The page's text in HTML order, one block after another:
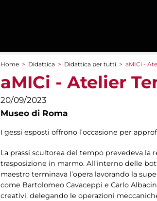
Tu sei qui
Home > Didattica > Didattica per tutti > aMICi -
aMICi - Atelier
20/09/2023
Museo di Roma
I gessi esposti offrono l’occasione per
La prassi scultorea del tempo prevedeva la
trasposizione in marmo. All’interno delle
maestro terminava l’opera lavorando la
come Bartolomeo Cavaceppi e Carlo
creativi, delegando le operazioni